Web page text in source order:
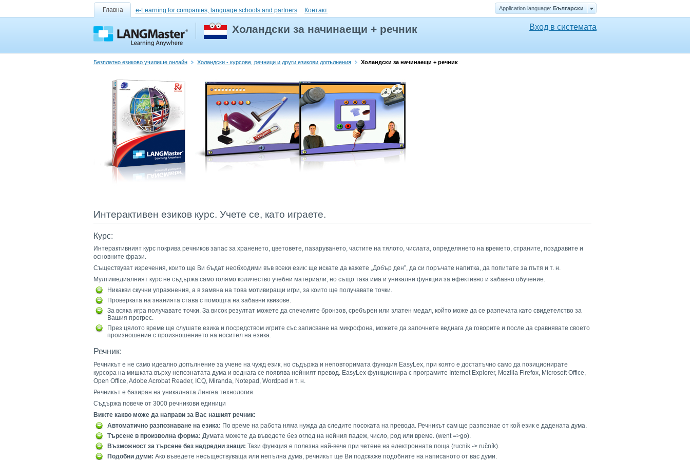
Главна e-Learning for companies, language schools and partners Контакт Application language: Български
Холандски за начинаещи + речник Вход в системата
Безплатно езиково училище онлайн Холандски - курсове, речници и други езикови допълнения Холандски за начинаещи + речник
Интерактивен езиков курс. Учете се, като играете.
Курс:
Интерактивният курс покрива речников запас за храненето, цветовете, пазаруването, частите на тялото, числата, определянето на времето, страните, поздравите и
основните фрази.
Съществуват изречения, които ще Ви бъдат необходими във всеки език: ще искате да кажете „Добър ден”, да си поръчате напитка, да попитате за пътя и т. н.
Мултимедиалният курс не съдържа само голямо количество учебни материали, но също така има и уникални функции за ефективно и забавно обучение.
Никакви скучни упражнения, а в замяна на това мотивиращи игри, за които ще получавате точки.
Проверката на знанията става с помощта на забавни квизове.
За всяка игра получавате точки. За висок резултат можете да спечелите бронзов, сребърен или златен медал, който може да се разпечата като свидетелство за
Вашия прогрес.
През цялото време ще слушате езика и посредством игрите със записване на микрофона, можете да започнете веднага да говорите и после да сравнявате своето
произношение с произношението на носител на езика.
Речник:
Речникът е не само идеално допълнение за учене на чужд език, но съдържа и неповторимата функция EasyLex, при която е достатъчно само да позиционирате
курсора на мишката върху непознатата дума и веднага се появява нейният превод. EasyLex функционира с програмите Internet Explorer, Mozilla Firefox, Microsoft Office,
Open Office, Adobe Acrobat Reader, ICQ, Miranda, Notepad, Wordpad и т. н.
Речникът е базиран на уникалната Лингеа технология.
Съдържа повече от 3000 речникови единици
Вижте какво може да направи за Вас нашият речник:
Автоматично разпознаване на езика: По време на работа няма нужда да следите посоката на превода. Речникът сам ще разпознае от кой език е дадената дума.
Търсене в произволна форма: Думата можете да въведете без оглед на нейния падеж, число, род или време. (went =>go).
Възможност за търсене без надредни знаци: Тази функция е полезна най-вече при четене на електронната поща (rucnik -> ručník).
Подобни думи: Ако въведете несъществуваща или непълна дума, речникът ще Ви подскаже подобните на написаното от вас думи.